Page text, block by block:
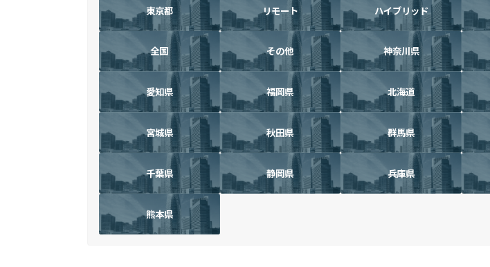
東京都 リモート ハイブリッド
全国 その他 神奈川県
愛知県 福岡県 北海道
宮城県 秋田県 群馬県
千葉県 静岡県 兵庫県
熊本県